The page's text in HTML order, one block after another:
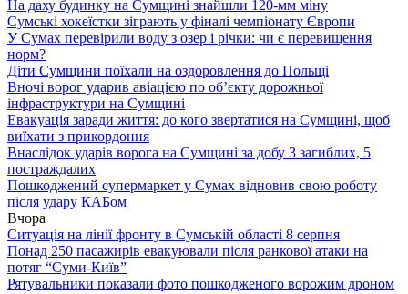
На даху будинку на Сумщині знайшли 120-мм міну
Сумські хокеїстки зіграють у фіналі чемпіонату Європи
У Сумах перевірили воду з озер і річки: чи є перевищення
норм?
Діти Сумщини поїхали на оздоровлення до Польщі
Вночі ворог ударив авіацією по обʼєкту дорожньої
інфраструктури на Сумщині
Евакуація заради життя: до кого звертатися на Сумщині, щоб
виїхати з прикордоння
Внаслідок ударів ворога на Сумщині за добу 3 загиблих, 5
постраждалих
Пошкоджений супермаркет у Сумах відновив свою роботу
після удару КАБом
Вчора
Ситуація на лінії фронту в Сумській області 8 серпня
Понад 250 пасажирів евакуювали після ранкової атаки на
потяг “Суми-Київ”
Рятувальники показали фото пошкодженого ворожим дроном